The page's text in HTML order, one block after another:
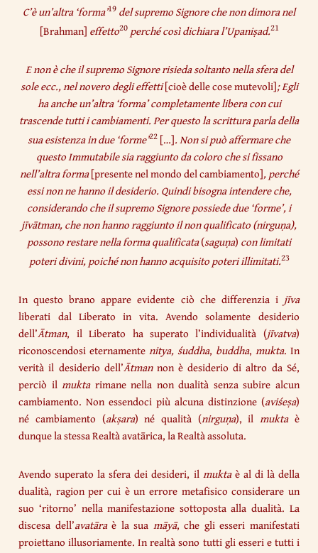
C’è un’altra ‘forma’19 del supremo Signore che non dimora nel
[Brahman] effetto20perché così dichiara l’Upaniṣad.21
E non è che il supremo Signore risieda soltanto nella sfera del
sole ecc., nel novero degli effetti[cioè delle cose mutevoli]; Egli
ha anche un’altra ‘forma’ completamente libera con cui
trascende tutti i cambiamenti. Per questo la scrittura parla della
sua esistenza in due ‘forme’22 […]. Non si può affermare che
questo Immutabile sia raggiunto da coloro che si fissano
nell’altra forma[presente nel mondo del cambiamento], perché
essi non ne hanno il desiderio. Quindi bisogna intendere che,
considerando che il supremo Signore possiede due ‘forme’, i
jīvātman, che non hanno raggiunto il non qualificato (nirguṇa),
possono restare nella forma qualificata(saguṇa) con limitati
poteri divini, poiché non hanno acquisito poteri illimitati.23
In questo brano appare evidente ciò che differenzia i jīva
liberati dal Liberato in vita. Avendo solamente desiderio
dell’Ātman, il Liberato ha superato l’individualità (jīvatva)
riconoscendosi eternamentenitya, śuddha, buddha, mukta. In
verità il desiderio dell’Ātmannon è desiderio di altro da Sé,
perciò ilmuktarimane nella non dualità senza subire alcun
cambiamento. Non essendoci più alcuna distinzione (aviśeṣa)
né cambiamento (akṣara) né qualità (nirguṇa), ilmuktaè
dunque la stessa Realtà avatārica, la Realtà assoluta.
Avendo superato la sfera dei desideri, il muktaè al di là della
dualità, ragion per cui è un errore metafisico considerare un
suo ‘ritorno’ nella manifestazione sottoposta alla dualità. La
discesa dell’avatāraè la sua māyā, che gli esseri manifestati
proiettano illusoriamente. In realtà sono tutti gli esseri e tutti i